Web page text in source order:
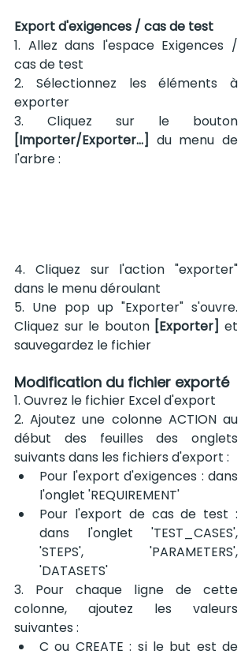
Export d'exigences / cas de test
1. Allez dans l'espace Exigences /
cas de test
2. Sélectionnez les éléments à
exporter
[Importer/Exporter...] du menu de
l'arbre :
4. Cliquez sur l'action "exporter"
dans le menu déroulant
5. Une pop up "Exporter" s'ouvre.
Cliquez sur le bouton [Exporter] et
sauvegardez le fichier
Modification du fichier exporté
1. Ouvrez le fichier Excel d'export
2. Ajoutez une colonne ACTION au
début des feuilles des onglets
suivants dans les fichiers d'export :
Pour l'export d'exigences : dans
l'onglet 'REQUIREMENT'
Pour l'export de cas de test :
dans l'onglet 'TEST_CASES',
'STEPS', 'PARAMETERS',
'DATASETS'
3. Pour chaque ligne de cette
colonne, ajoutez les valeurs
suivantes :
C ou CREATE : si le but est de